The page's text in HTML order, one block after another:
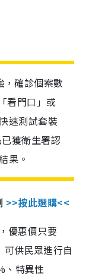
確診個案數
看門口」或
速測試套裝
獲衛生署認
果。
>>按此選購<<
優惠價只要
供民眾進行自
、特異性